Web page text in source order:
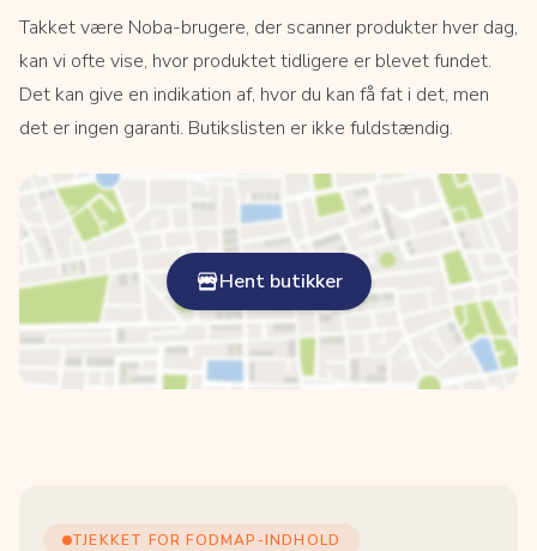
Takket være Noba-brugere, der scanner produkter hver dag,
kan vi ofte vise, hvor produktet tidligere er blevet fundet.
Det kan give en indikation af, hvor du kan få fat i det, men
det er ingen garanti. Butikslisten er ikke fuldstændig.
Hent butikker
TJEKKET FOR FODMAP-INDHOLD